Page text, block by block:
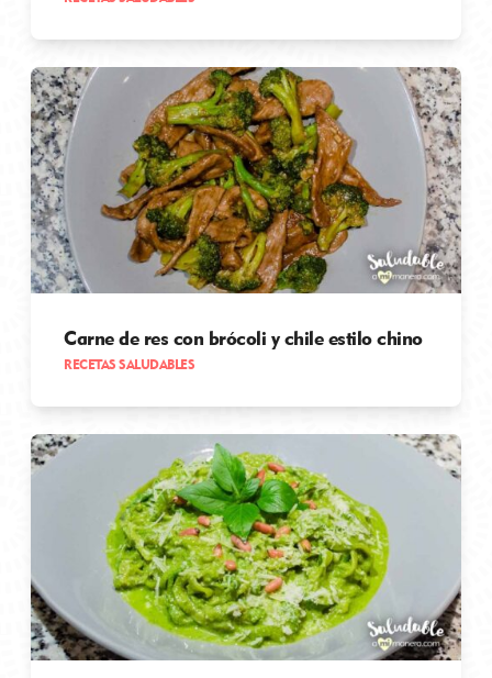
Carne de res con brócoli y chile estilo chino
RECETAS SALUDABLES